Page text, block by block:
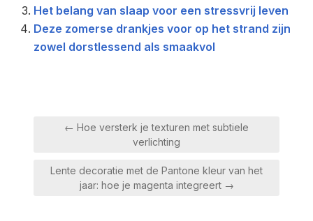
Het belang van slaap voor een stressvrij leven
Deze zomerse drankjes voor op het strand zijn
zowel dorstlessend als smaakvol
Berichtnavigatie
← Hoe versterk je texturen met subtiele
verlichting
Lente decoratie met de Pantone kleur van het
jaar: hoe je magenta integreert →